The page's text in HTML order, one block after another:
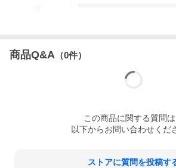
商品Q&A （0件）
この商品に関する質問は
以下からお問い合わせくだ
ストアに質問を投稿す